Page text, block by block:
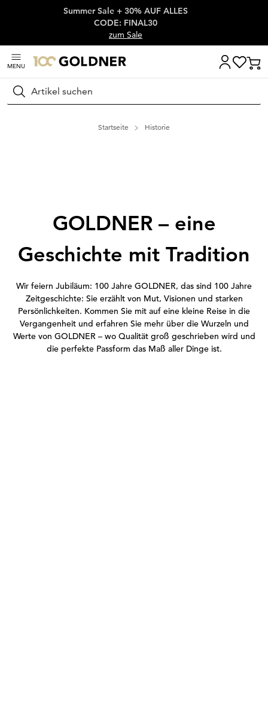
Überspringe Navigation, direkt zum Content
Summer Sale + 30% AUF ALLES
CODE: FINAL30
zum Sale
MENU
Suchen
Startseite Historie
GOLDNER – eine
Geschichte mit Tradition
Transcript:
Wir feiern Jubiläum: 100 Jahre GOLDNER, das sind 100 Jahre
Zeitgeschichte: Sie erzählt von Mut, Visionen und starken
Persönlichkeiten. Kommen Sie mit auf eine kleine Reise in die
Vergangenheit und erfahren Sie mehr über die Wurzeln und
Werte von GOLDNER – wo Qualität groß geschrieben wird und
die perfekte Passform das Maß aller Dinge ist.